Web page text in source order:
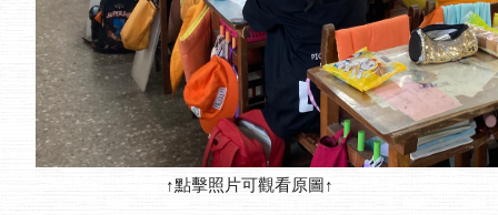
↑點擊照片可觀看原圖↑